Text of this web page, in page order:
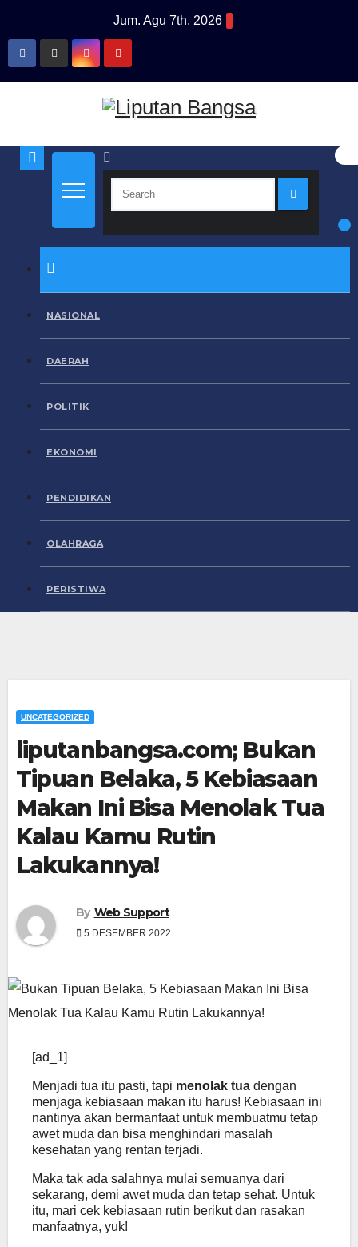
content
Jum. Agu 7th, 2026
NASIONAL
DAERAH
POLITIK
EKONOMI
PENDIDIKAN
OLAHRAGA
PERISTIWA
UNCATEGORIZED
liputanbangsa.com; Bukan
Tipuan Belaka, 5 Kebiasaan
Makan Ini Bisa Menolak Tua
Kalau Kamu Rutin
Lakukannya!
By Web Support
5 DESEMBER 2022
[ad_1]
Menjadi tua itu pasti, tapi menolak tua dengan
menjaga kebiasaan makan itu harus! Kebiasaan ini
nantinya akan bermanfaat untuk membuatmu tetap
awet muda dan bisa menghindari masalah
kesehatan yang rentan terjadi.
Maka tak ada salahnya mulai semuanya dari
sekarang, demi awet muda dan tetap sehat. Untuk
itu, mari cek kebiasaan rutin berikut dan rasakan
manfaatnya, yuk!